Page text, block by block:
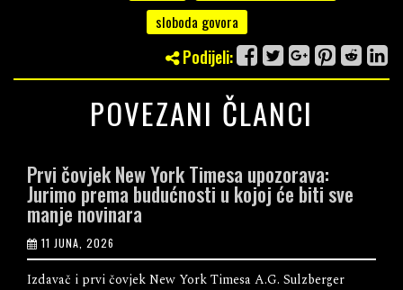
sloboda govora
Podijeli:
POVEZANI ČLANCI
Prvi čovjek New York Timesa upozorava:
Jurimo prema budućnosti u kojoj će biti sve
manje novinara
11 JUNA, 2026
Izdavač i prvi čovjek New York Timesa A.G. Sulzberger